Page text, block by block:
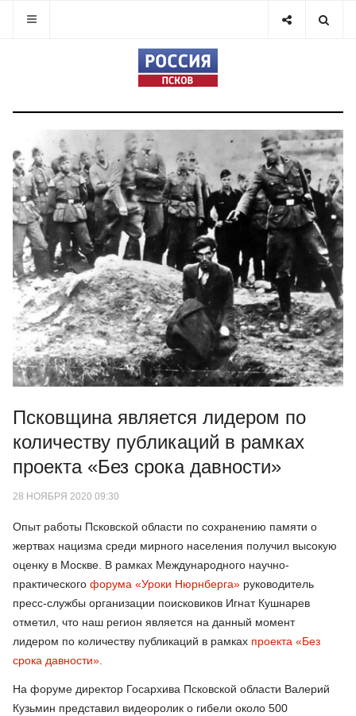
Псковщина является лидером по
количеству публикаций в рамках
проекта «Без срока давности»
28 НОЯБРЯ 2020 09:30
Опыт работы Псковской области по сохранению памяти о
жертвах нацизма среди мирного населения получил высокую
оценку в Москве. В рамках Международного научно-
практического форума «Уроки Нюрнберга» руководитель
пресс-службы организации поисковиков Игнат Кушнарев
отметил, что наш регион является на данный момент
лидером по количеству публикаций в рамках проекта «Без
срока давности».
На форуме директор Госархива Псковской области Валерий
Кузьмин представил видеоролик о гибели около 500